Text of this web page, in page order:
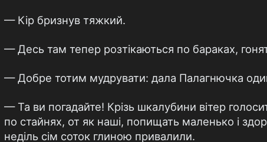
— Кір бризнув тяжкий.
— Десь там тепер розтікаються по бараках,
— Добре тотим мудрувати: дала Палагнючка
— Та ви погадайте! Крізь шкалубини вітер
по стайнях, от як наші, попищать маленько і
неділь сім соток глиною привалили.